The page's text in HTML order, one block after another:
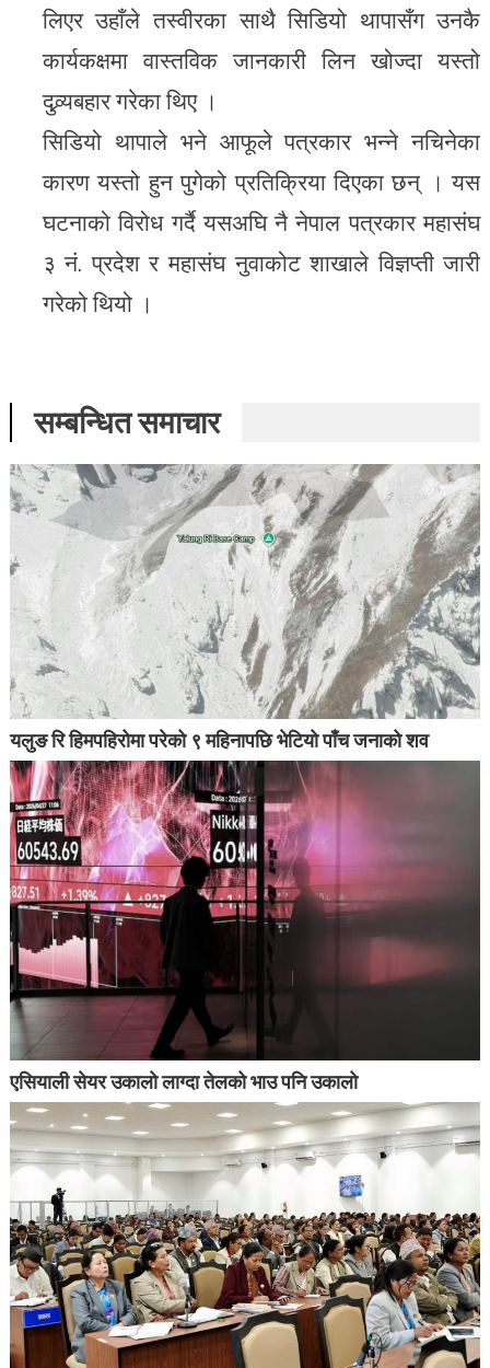
लिएर उहाँले तस्वीरका साथै सिडियो थापासँग उनकै
कार्यकक्षमा वास्तविक जानकारी लिन खोज्दा यस्तो
दुव्र्यबहार गरेका थिए ।
सिडियो थापाले भने आफूले पत्रकार भन्ने नचिनेका
कारण यस्तो हुन पुगेको प्रतिक्रिया दिएका छन् । यस
घटनाको विरोध गर्दै यसअघि नै नेपाल पत्रकार महासंघ
३ नं. प्रदेश र महासंघ नुवाकोट शाखाले विज्ञप्ती जारी
गरेको थियो ।
सम्बन्धित समाचार
यलुङ रि हिमपहिरोमा परेको ९ महिनापछि भेटियो पाँच जनाको शव
एसियाली सेयर उकालो लाग्दा तेलको भाउ पनि उकालो